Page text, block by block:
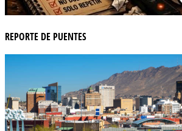
REPORTE DE PUENTES